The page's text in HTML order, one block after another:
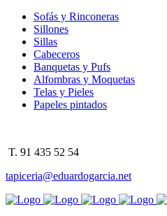
Sofás y Rinconeras
Sillones
Sillas
Cabeceros
Banquetas y Pufs
Alfombras y Moquetas
Telas y Pieles
Papeles pintados
T. 91 435 52 54
tapiceria@eduardogarcia.net